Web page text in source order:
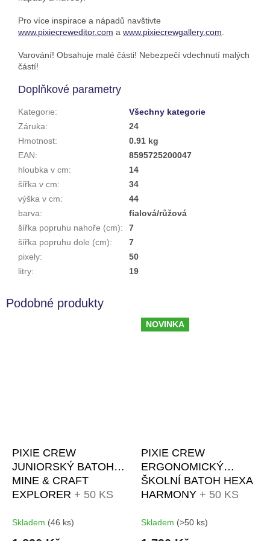
Pro více inspirace a nápadů navštivte
www.pixiecreweditor.com a www.pixiecrewgallery.com
Varování! Obsahuje malé části! Nebezpečí vdechnutí malých
částí!
Doplňkové parametry
Kategorie:
Všechny kategorie
Záruka:
24
Hmotnost:
0.91 kg
EAN:
8595725200047
hloubka v cm:
14
šířka v cm:
34
výška v cm:
44
barva:
fialová/růžová
šířka popruhu nahoře (cm):
7
šířka popruhu dole (cm):
7
pixely:
50
litry: 19
PIXIE CREW
JUNIORSKÝ BATOH
MINE & CRAFT
EXPLORER + 50 KS
Skladem (46 ks)
NOVINKA
PIXIE CREW
ERGONOMICKÝ
ŠKOLNÍ BATOH HEXA
HARMONY + 50 KS
Skladem (>50 ks)